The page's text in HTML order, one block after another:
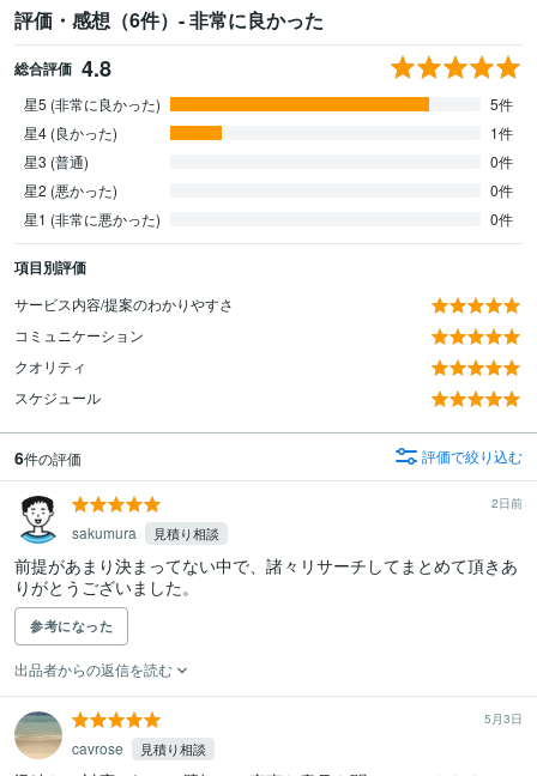
評価・感想（6件）- 非常に良かった
総合評価 4.8
星5 (非常に良かった)
5件
星4 (良かった)
1件
星3 (普通)
0件
星2 (悪かった)
0件
星1 (非常に悪かった)
0件
項目別評価
サービス内容/提案のわかりやすさ
コミュニケーション
クオリティ
スケジュール
6件の評価 評価で絞り込む
2日前
sakumura 見積り相談
前提があまり決まってない中で、諸々リサーチしてまとめて頂きあ
りがとうございました。
参考になった
出品者からの返信を読む
5月3日
cavrose 見積り相談